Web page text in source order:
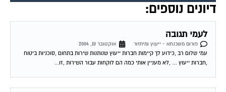
לעמי תגובה
פורום משכנתא - ייעוץ ומיחזור
עמי שלום רב ,כידוע לך קיימות חברות ייעוץ שנותנות שירות בתחום ,סוכניות ביטוח
,חברות ייעוץ … ,לא מעניין אותי כמה הם לוקחות עבור השירות ,זו...
תעודת זכאות